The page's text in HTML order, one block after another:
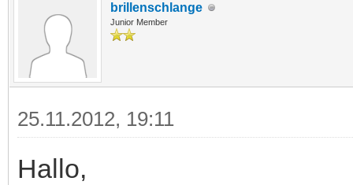
brillenschlange
Junior Member
25.11.2012, 19:11
Hallo,